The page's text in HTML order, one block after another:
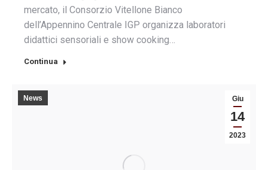
mercato, il Consorzio Vitellone Bianco
dell’Appennino Centrale IGP organizza laboratori
didattici sensoriali e show cooking…
Continua
Giu
14
2023
News